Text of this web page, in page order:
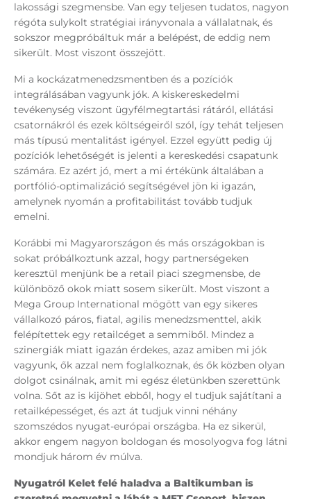
lakossági szegmensbe. Van egy teljesen tudatos, nagyon
régóta sulykolt stratégiai irányvonala a vállalatnak, és
sokszor megpróbáltuk már a belépést, de eddig nem
sikerült. Most viszont összejött.
Mi a kockázatmenedzsmentben és a pozíciók
integrálásában vagyunk jók. A kiskereskedelmi
tevékenység viszont ügyfélmegtartási rátáról, ellátási
csatornákról és ezek költségeiről szól, így tehát teljesen
más típusú mentalitást igényel. Ezzel együtt pedig új
pozíciók lehetőségét is jelenti a kereskedési csapatunk
számára. Ez azért jó, mert a mi értékünk általában a
portfólió-optimalizáció segítségével jön ki igazán,
amelynek nyomán a profitabilitást tovább tudjuk
emelni.
Korábbi mi Magyarországon és más országokban is
sokat próbálkoztunk azzal, hogy partnerségeken
keresztül menjünk be a retail piaci szegmensbe, de
különböző okok miatt sosem sikerült. Most viszont a
Mega Group International mögött van egy sikeres
vállalkozó páros, fiatal, agilis menedzsmenttel, akik
felépítettek egy retailcéget a semmiből. Mindez a
szinergiák miatt igazán érdekes, azaz amiben mi jók
vagyunk, ők azzal nem foglalkoznak, és ők közben olyan
dolgot csinálnak, amit mi egész életünkben szerettünk
volna. Sőt az is kijöhet ebből, hogy el tudjuk sajátítani a
retailképességet, és azt át tudjuk vinni néhány
szomszédos nyugat-európai országba. Ha ez sikerül,
akkor engem nagyon boldogan és mosolyogva fog látni
mondjuk három év múlva.
Nyugatról Kelet felé haladva a Baltikumban is